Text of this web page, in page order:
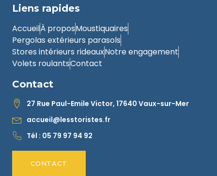
Liens rapides
AccueilÀ proposMoustiquaires
Pergolas extérieurs parasols
Stores intérieurs rideauxNotre engagement
Volets roulantsContact
Contact
27 Rue Paul-Emile Victor, 17640 Vaux-sur-Mer
accueil@lesstoristes.fr
Tél : 05 79 97 94 92
CONTACT